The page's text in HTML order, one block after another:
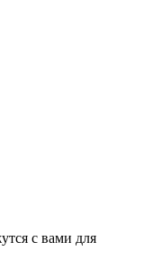
с вами для